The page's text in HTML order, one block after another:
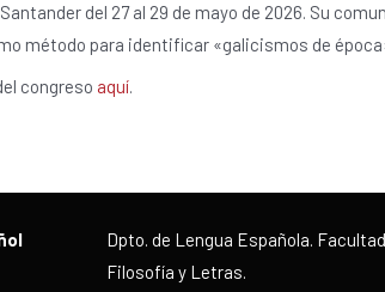
del 27 al 29 de mayo de 2026. Su
método para identificar «galicismos de
congreso aquí.
Dpto. de Lengua Española.
Filosofía y Letras.